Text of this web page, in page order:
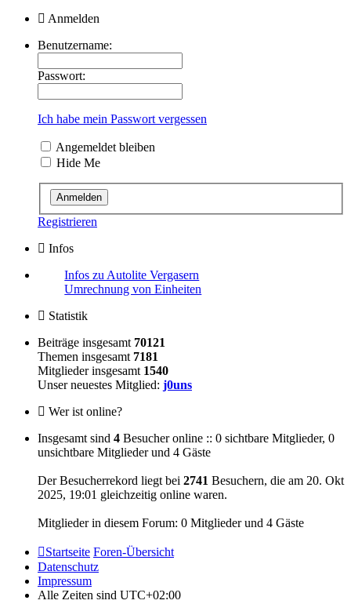
Anmelden
Benutzername:
Passwort:
Ich habe mein Passwort vergessen
Angemeldet bleiben
Hide Me
Registrieren
Infos
Infos zu Autolite Vergasern
Umrechnung von Einheiten
Statistik
Beiträge insgesamt 70121
Themen insgesamt 7181
Mitglieder insgesamt 1540
Unser neuestes Mitglied: j0uns
Wer ist online?
Insgesamt sind 4 Besucher online :: 0 sichtbare Mitglieder, 0
unsichtbare Mitglieder und 4 Gäste
Der Besucherrekord liegt bei 2741 Besuchern, die am 20. Okt
2025, 19:01 gleichzeitig online waren.
Mitglieder in diesem Forum: 0 Mitglieder und 4 Gäste
Startseite Foren-Übersicht
Datenschutz
Impressum
Alle Zeiten sind UTC+02:00